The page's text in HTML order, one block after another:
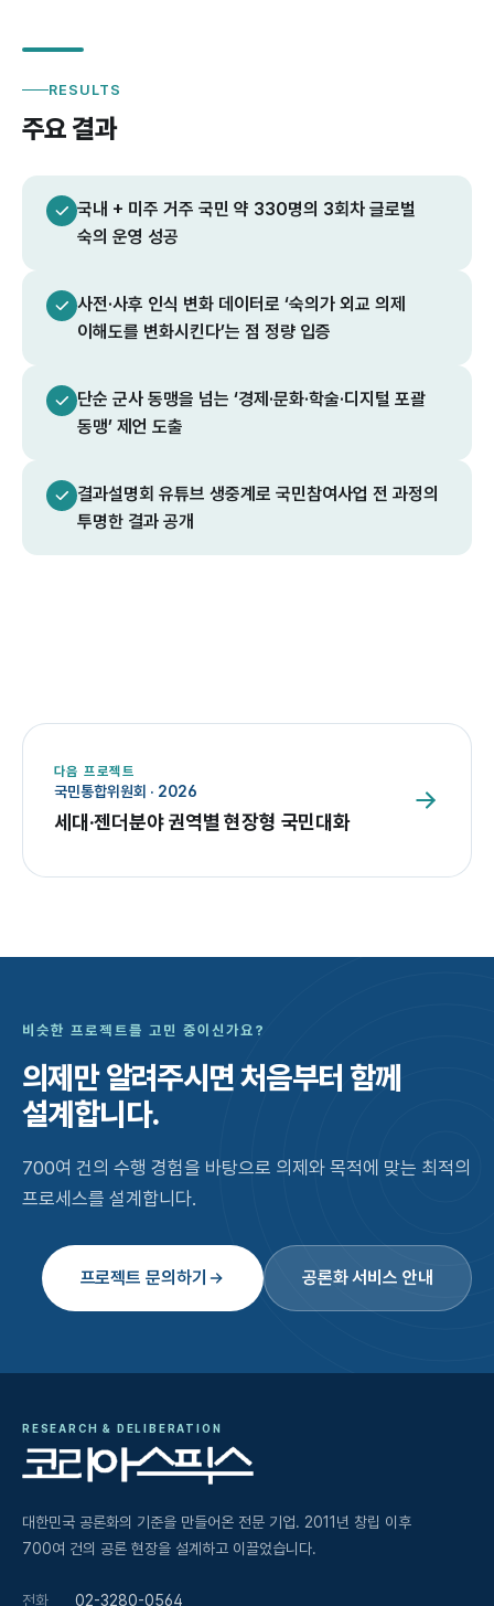
RESULTS
주요 결과
국내 + 미주 거주 국민 약 330명의 3회차 글로벌
숙의 운영 성공
사전·사후 인식 변화 데이터로 ‘숙의가 외교 의제
이해도를 변화시킨다’는 점 정량 입증
단순 군사 동맹을 넘는 ‘경제·문화·학술·디지털 포괄
동맹’ 제언 도출
결과설명회 유튜브 생중계로 국민참여사업 전 과정의
투명한 결과 공개
다음 프로젝트
국민통합위원회 · 2026
세대·젠더분야 권역별 현장형 국민대화
비슷한 프로젝트를 고민 중이신가요?
의제만 알려주시면 처음부터 함께
설계합니다.
700여 건의 수행 경험을 바탕으로 의제와 목적에 맞는 최적의
프로세스를 설계합니다.
프로젝트 문의하기 공론화 서비스 안내
RESEARCH & DELIBERATION
대한민국 공론화의 기준을 만들어온 전문 기업. 2011년 창립 이후
700여 건의 공론 현장을 설계하고 이끌었습니다.
전화 02-3280-0564